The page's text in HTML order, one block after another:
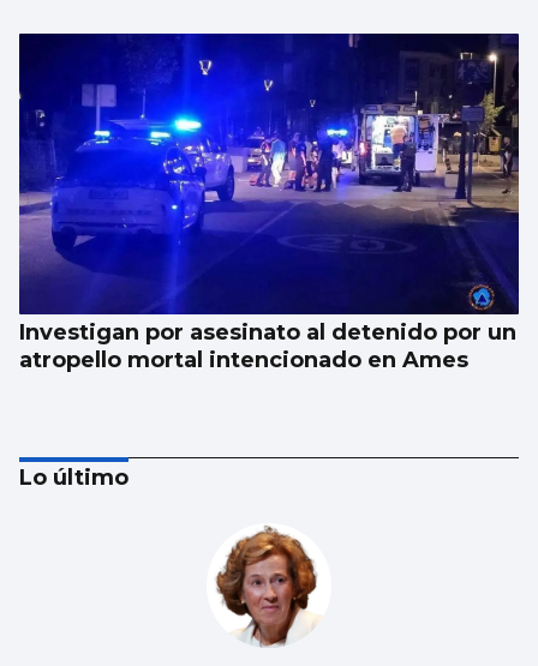
Investigan por asesinato al detenido por un
atropello mortal intencionado en Ames
Lo último